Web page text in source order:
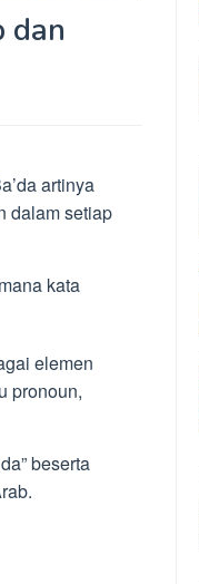
dan
artinya
dalam setiap
kata
elemen
pronoun,
beserta